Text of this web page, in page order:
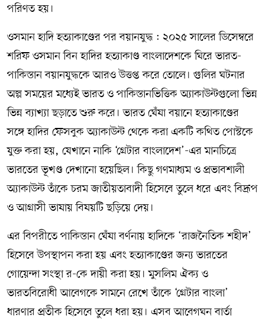
পরিণত হয়।
ওসমান হাদি হত্যাকাণ্ডের পর বয়ানযুদ্ধ : ২০২৫ সালের ডিসেম্বরে
শরিফ ওসমান বিন হাদির হত্যাকাণ্ড বাংলাদেশকে ঘিরে ভারত-
পাকিস্তান বয়ানযুদ্ধকে আরও উত্তপ্ত করে তোলে। গুলির ঘটনার
অল্প সময়ের মধ্যেই ভারত ও পাকিস্তানভিত্তিক অ্যাকাউন্টগুলো ভিন্ন
ভিন্ন ব্যাখ্যা ছড়াতে শুরু করে। ভারত ঘেঁষা বয়ানে হত্যাকাণ্ডের
সঙ্গে হাদির ফেসবুক অ্যাকাউন্ট থেকে করা একটি কথিত পোস্টকে
যুক্ত করা হয়, যেখানে নাকি ‘গ্রেটার বাংলাদেশ’-এর মানচিত্রে
ভারতের ভূখণ্ড দেখানো হয়েছিল। কিছু গণমাধ্যম ও প্রভাবশালী
অ্যাকাউন্ট তাঁকে চরম জাতীয়তাবাদী হিসেবে তুলে ধরে এবং বিদ্রূপ
ও আগ্রাসী ভাষায় বিষয়টি ছড়িয়ে দেয়।
এর বিপরীতে পাকিস্তান ঘেঁষা বর্ণনায় হাদিকে ‘রাজনৈতিক শহীদ’
হিসেবে উপস্থাপন করা হয় এবং হত্যাকাণ্ডের জন্য ভারতের
গোয়েন্দা সংস্থা র-কে দায়ী করা হয়। মুসলিম ঐক্য ও
ভারতবিরোধী আবেগকে সামনে রেখে তাঁকে ‘গ্রেটার বাংলা’
ধারণার প্রতীক হিসেবে তুলে ধরা হয়। এসব আবেগঘন বার্তা